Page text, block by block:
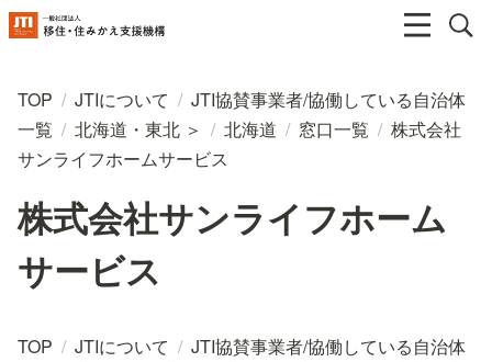
TOP / JTIについて / JTI協賛事業者/協働している自治体
一覧 / 北海道・東北 ＞ / 北海道 / 窓口一覧 / 株式会社
サンライフホームサービス
株式会社サンライフホーム
サービス
TOP / JTIについて / JTI協賛事業者/協働している自治体